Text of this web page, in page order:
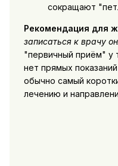
сокращают
Рекомендация для
записаться к врачу
"первичный приём" у
нет прямых
обычно самый
лечению и